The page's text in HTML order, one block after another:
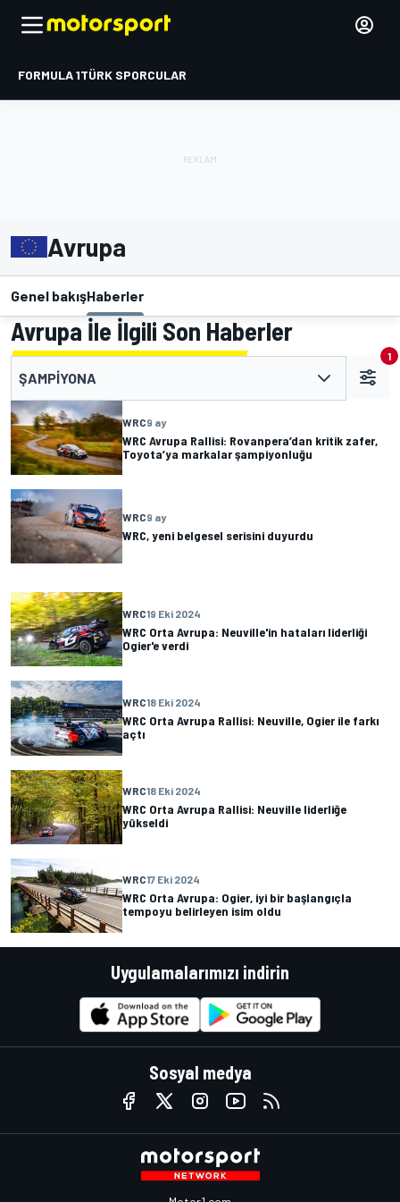
FORMULA 1TÜRK SPORCULAR
Avrupa
Genel bakışHaberler
Avrupa İle İlgili Son Haberler
ŞAMPIYONA
1
WRC9 ay
WRC Avrupa Rallisi: Rovanpera’dan kritik zafer,
Toyota’ya markalar şampiyonluğu
WRC9 ay
WRC, yeni belgesel serisini duyurdu
WRC19 Eki 2024
WRC Orta Avrupa: Neuville'in hataları liderliği
Ogier'e verdi
WRC18 Eki 2024
WRC Orta Avrupa Rallisi: Neuville, Ogier ile farkı
açtı
WRC18 Eki 2024
WRC Orta Avrupa Rallisi: Neuville liderliğe
yükseldi
WRC17 Eki 2024
WRC Orta Avrupa: Ogier, iyi bir başlangıçla
tempoyu belirleyen isim oldu
Uygulamalarımızı indirin
Sosyal medya